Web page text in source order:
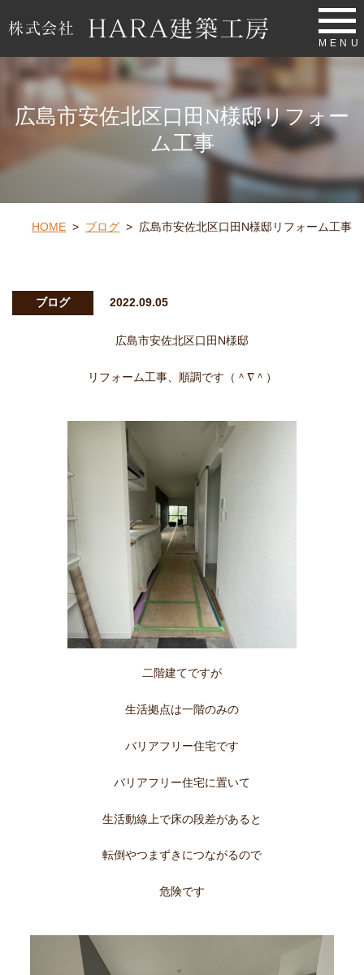
MENU
広島市安佐北区口田N様邸リフォー
ム工事
HOME > ブログ > 広島市安佐北区口田N様邸リフォーム工事
ブログ 2022.09.05
広島市安佐北区口田N様邸
リフォーム工事、順調です（＾∇＾）
二階建てですが
生活拠点は一階のみの
バリアフリー住宅です
バリアフリー住宅に置いて
生活動線上で床の段差があると
転倒やつまずきにつながるので
危険です